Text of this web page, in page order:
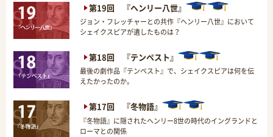
第19回 『ヘンリー八世』
ジョン・フレッチャーとの共作『ヘンリー八世』において
シェイクスピアが遺したものは？
第18回 『テンペスト』
最後の劇作品『テンペスト』で、シェイクスピアは何を伝
えたかったのか。
第17回 『冬物語』
『冬物語』に隠されたヘンリー8世の時代のイングランドと
ローマとの関係